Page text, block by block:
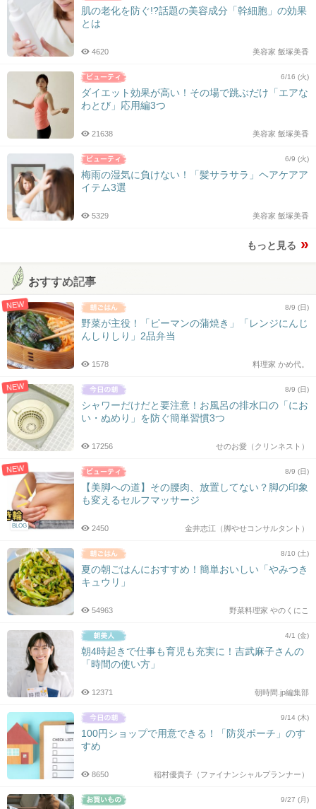
肌の老化を防ぐ!?話題の美容成分「幹細胞」の効果
とは
美容家 飯塚美香
4620
6/16 (火)
ダイエット効果が高い！その場で跳ぶだけ「エアな
わとび」応用編3つ
美容家 飯塚美香
21638
6/9 (火)
梅雨の湿気に負けない！「髪サラサラ」ヘアケアア
イテム3選
美容家 飯塚美香
5329
もっと見る
おすすめ記事
NEW 8/9 (日)
野菜が主役！「ピーマンの蒲焼き」「レンジにんじ
んしりしり」2品弁当
料理家 かめ代。
1578
NEW 8/9 (日)
シャワーだけだと要注意！お風呂の排水口の「にお
い・ぬめり」を防ぐ簡単習慣3つ
せのお愛（クリンネスト）
17256
NEW
BLOG
8/9 (日)
【美脚への道】その腰肉、放置してない？脚の印象
も変えるセルフマッサージ
金井志江（脚やせコンサルタント）
2450
8/10 (土)
夏の朝ごはんにおすすめ！簡単おいしい「やみつき
キュウリ」
野菜料理家 やのくにこ
54963
4/1 (金)
朝4時起きで仕事も育児も充実に！吉武麻子さんの
「時間の使い方」
朝時間.jp編集部
12371
9/14 (木)
100円ショップで用意できる！「防災ポーチ」のす
すめ
稲村優貴子（ファイナンシャルプランナー）
8650
9/27 (月)